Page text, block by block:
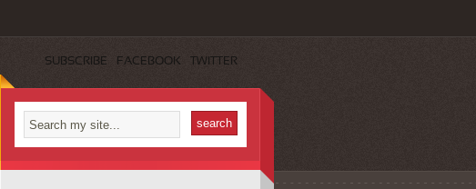
SUBSCRIBE FACEBOOK TWITTER